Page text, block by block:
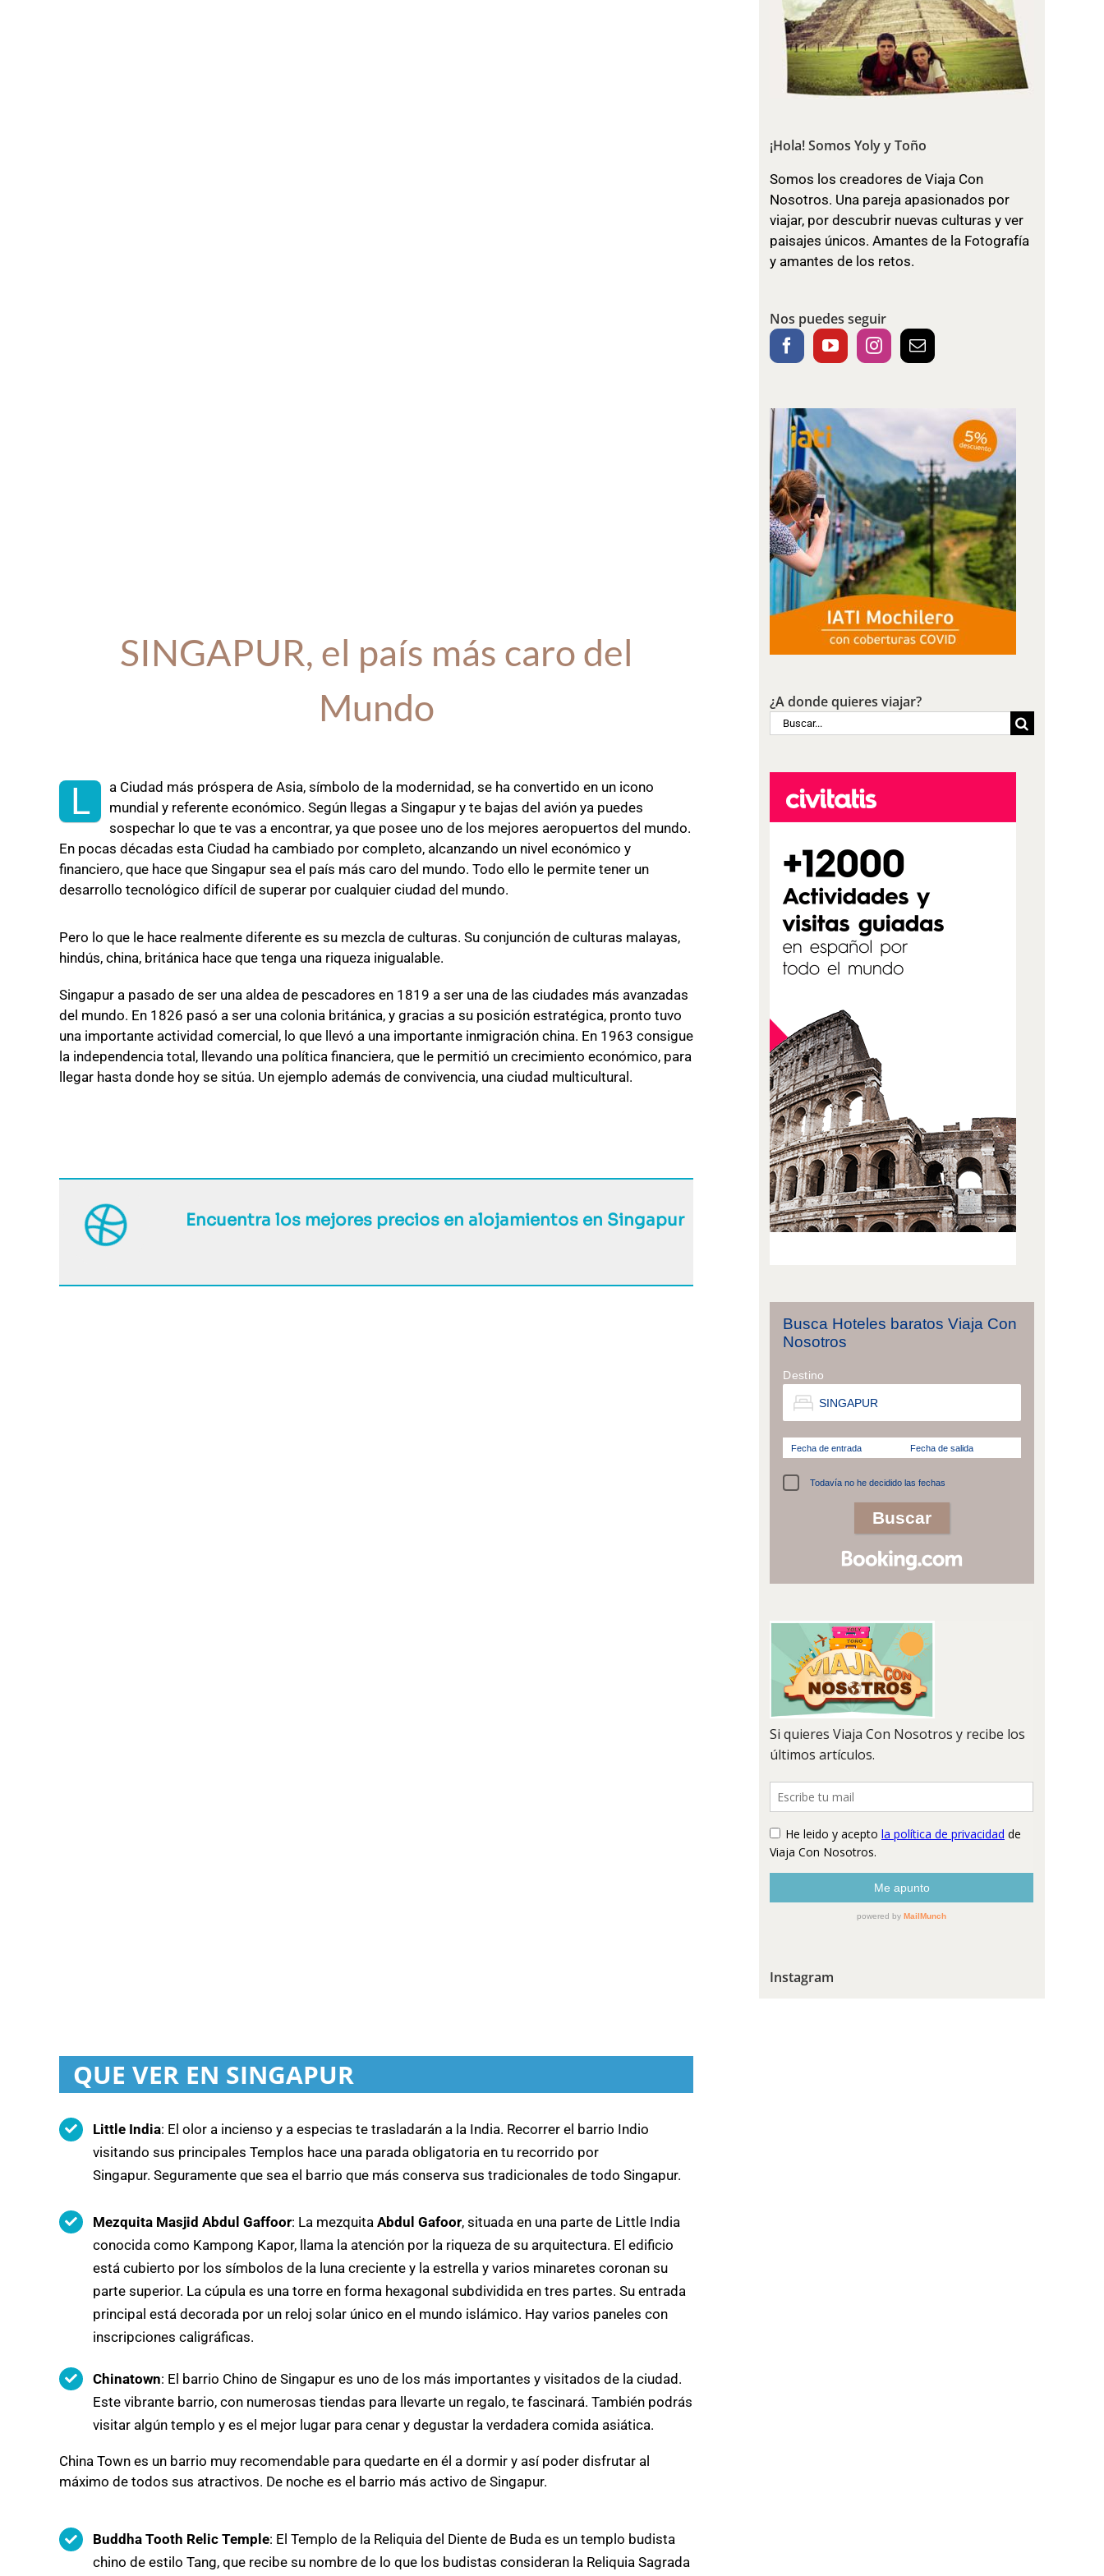
SINGAPUR, el país más caro del
Mundo
L
a Ciudad más próspera de Asia, símbolo de la modernidad, se ha convertido en un icono
mundial y referente económico. Según llegas a Singapur y te bajas del avión ya puedes
sospechar lo que te vas a encontrar, ya que posee uno de los mejores aeropuertos del mundo.
En pocas décadas esta Ciudad ha cambiado por completo, alcanzando un nivel económico y
financiero, que hace que Singapur sea el país más caro del mundo. Todo ello le permite tener un
desarrollo tecnológico difícil de superar por cualquier ciudad del mundo.
Pero lo que le hace realmente diferente es su mezcla de culturas. Su conjunción de culturas malayas,
hindús, china, británica hace que tenga una riqueza inigualable.
Singapur a pasado de ser una aldea de pescadores en 1819 a ser una de las ciudades más avanzadas
del mundo. En 1826 pasó a ser una colonia británica, y gracias a su posición estratégica, pronto tuvo
una importante actividad comercial, lo que llevó a una importante inmigración china. En 1963 consigue
la independencia total, llevando una política financiera, que le permitió un crecimiento económico, para
llegar hasta donde hoy se sitúa. Un ejemplo además de convivencia, una ciudad multicultural.
Encuentra los mejores precios en alojamientos en Singapur
QUE VER EN SINGAPUR
Little India: El olor a incienso y a especias te trasladarán a la India. Recorrer el barrio Indio
visitando sus principales Templos hace una parada obligatoria en tu recorrido por
Singapur. Seguramente que sea el barrio que más conserva sus tradicionales de todo Singapur.
Mezquita Masjid Abdul Gaffoor: La mezquita Abdul Gafoor, situada en una parte de Little India
conocida como Kampong Kapor, llama la atención por la riqueza de su arquitectura. El edificio
está cubierto por los símbolos de la luna creciente y la estrella y varios minaretes coronan su
parte superior. La cúpula es una torre en forma hexagonal subdividida en tres partes. Su entrada
principal está decorada por un reloj solar único en el mundo islámico. Hay varios paneles con
inscripciones caligráficas.
Chinatown: El barrio Chino de Singapur es uno de los más importantes y visitados de la ciudad.
Este vibrante barrio, con numerosas tiendas para llevarte un regalo, te fascinará. También podrás
visitar algún templo y es el mejor lugar para cenar y degustar la verdadera comida asiática.
China Town es un barrio muy recomendable para quedarte en él a dormir y así poder disfrutar al
máximo de todos sus atractivos. De noche es el barrio más activo de Singapur.
Buddha Tooth Relic Temple: El Templo de la Reliquia del Diente de Buda es un templo budista
chino de estilo Tang, que recibe su nombre de lo que los budistas consideran la Reliquia Sagrada
¡Hola! Somos Yoly y Toño
Somos los creadores de Viaja Con
Nosotros. Una pareja apasionados por
viajar, por descubrir nuevas culturas y ver
paisajes únicos. Amantes de la Fotografía
y amantes de los retos.
Nos puedes seguir
¿A donde quieres viajar?
Buscar:
Busca Hoteles baratos Viaja Con
Nosotros
Destino
Fecha de entrada Fecha de salida
Todavía no he decidido las fechas
Instagram